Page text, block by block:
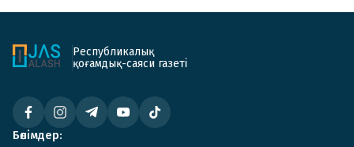
Республикалық
қоғамдық-саяси газеті
Бөлімдер: